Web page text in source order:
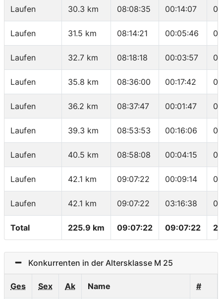
Laufen 30.3 km 08:08:35 00:14:07
Laufen 31.5 km 08:14:21 00:05:46
Laufen 32.7 km 08:18:18 00:03:57
Laufen 35.8 km 08:36:00 00:17:42
Laufen 36.2 km 08:37:47 00:01:47
Laufen 39.3 km 08:53:53 00:16:06
Laufen 40.5 km 08:58:08 00:04:15
Laufen 42.1 km 09:07:22 00:09:14
Laufen 42.1 km 09:07:22 03:16:38
Total 225.9 km 09:07:22 09:07:22
Konkurrenten in der Altersklasse M 25
Ges Sex Ak Name #